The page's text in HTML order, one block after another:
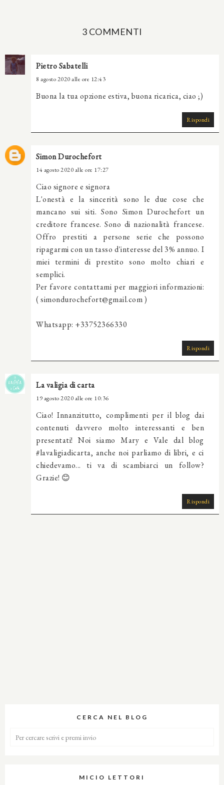
3 COMMENTI
Pietro Sabatelli
8 agosto 2020 alle ore 12:43
Buona la tua opzione estiva, buona ricarica, ciao ;)
Rispondi
Simon Durochefort
14 agosto 2020 alle ore 17:27
Ciao signore e signora
L'onestà e la sincerità sono le due cose che
mancano sui siti. Sono Simon Durochefort un
creditore francese. Sono di nazionalità francese.
Offro prestiti a persone serie che possono
ripagarmi con un tasso d'interesse del 3% annuo. I
miei termini di prestito sono molto chiari e
semplici.
Per favore contattami per maggiori informazioni:
( simondurochefort@gmail.com )
Whatsapp: +33752366330
Rispondi
La valigia di carta
19 agosto 2020 alle ore 10:36
Ciao! Innanzitutto, complimenti per il blog dai
contenuti davvero molto interessanti e ben
presentati! Noi siamo Mary e Vale dal blog
#lavaligiadicarta, anche noi parliamo di libri, e ci
chiedevamo... ti va di scambiarci un follow?
Grazie! 😊
Rispondi
CERCA NEL BLOG
MICIO LETTORI